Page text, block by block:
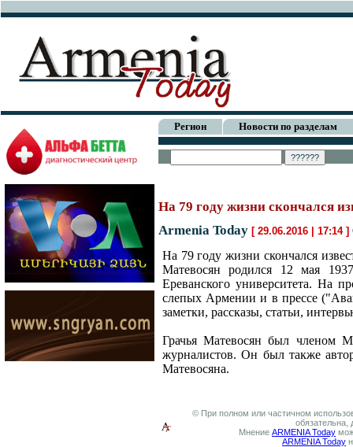
Регион Новости по разделам
На 79 году жизни скончался
Armenia Today [ 29.06.2016 | 17:14 ]
На 79 году жизни скончался
Матевосян родился 12 мая
Ереванского университета. На
слепых Армении и в прессе
заметки, рассказы, статьи,
Грачья Матевосян был членом
журналистов. Он был также
Матевосяна.
© При полном или частичном
обязательна,
Мнение ARMENIA Today
ARMENIA Today